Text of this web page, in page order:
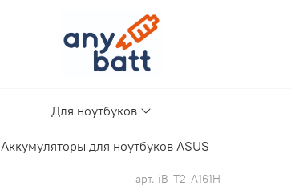
Для ноутбуков
Аккумуляторы для ноутбуков ASUS
арт. iB-T2-A161H